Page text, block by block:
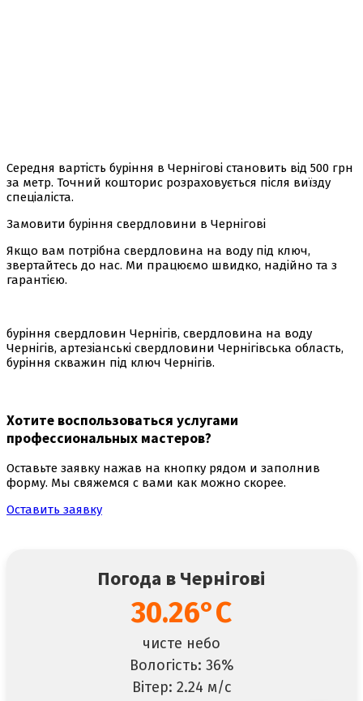
Середня вартість буріння в Чернігові становить від 500 грн
за метр. Точний кошторис розраховується після виїзду
спеціаліста.
Замовити буріння свердловини в Чернігові
Якщо вам потрібна свердловина на воду під ключ,
звертайтесь до нас. Ми працюємо швидко, надійно та з
гарантією.
буріння свердловин Чернігів, свердловина на воду
Чернігів, артезіанські свердловини Чернігівська область,
буріння скважин під ключ Чернігів.
Хотите воспользоваться услугами
профессиональных мастеров?
Оставьте заявку нажав на кнопку рядом и заполнив
форму. Мы свяжемся с вами как можно скорее.
Оставить заявку
Погода в Чернігові
30.26°C
чисте небо
Вологість: 36%
Вітер: 2.24 м/с